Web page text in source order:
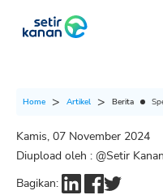
Home Artikel Berita
Kamis, 07 November 2024
Diupload oleh : @Setir
Bagikan: